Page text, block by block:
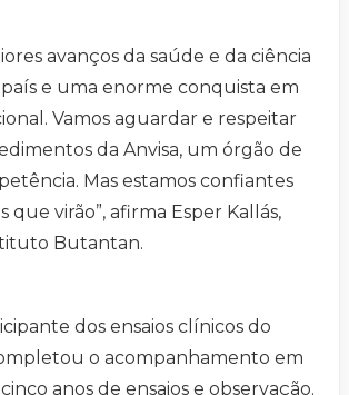
avanços da saúde e da ciência
e uma enorme conquista em
Vamos aguardar e respeitar
da Anvisa, um órgão de
Mas estamos confiantes
que virão”, afirma Esper Kallás,
Butantan.
dos ensaios clínicos do
o acompanhamento em
anos de ensaios e observação.